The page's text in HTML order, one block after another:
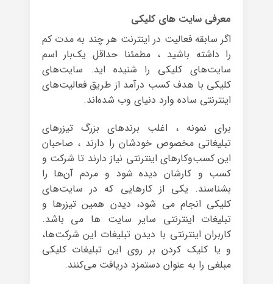
معرفی سایت های کلیکی
اگر سابقه فعالیت در اینترنت هر چند به مدت کم
را داشته باشید ، مطمئنا حداقل یک‌بار اسم
سایت‌های کلیکی را شنیده اید. سایت‌های
کلیکی با هدف کسب درآمد از طریق فعالیت‌های
اینترنتی ساده وارد دنیای وب شده‌اند.
برای نمونه ، اغلب برندهای بزرگ تیزرهای
تبلیغاتی مخصوص خودشان را دارند ، صاحبان
این کسب‌وکارهای اینترنتی نیاز دارند تا شرکت‌ و
کسب و کارشان دیده شود و مردم آن‌ها را
بشناسند. یکی از کارهایی که در سایت‌های
کلیکی انجام می شود، دیدن همین تیزرها و
تبلیغات اینترنتی سایر سایت ها می باشد.
کاربران اینترنتی با دیدن تبلیغات این شرکت‌ها،
و یا کلیک کردن بر روی این تبلیغات کلیکی
مبلغی را به عنوان دستمزد دریافت می‌کنند.